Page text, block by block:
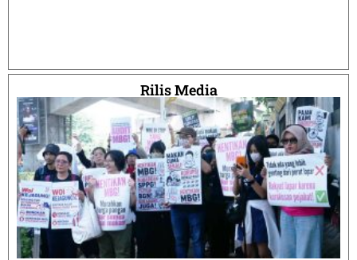
Rilis Media